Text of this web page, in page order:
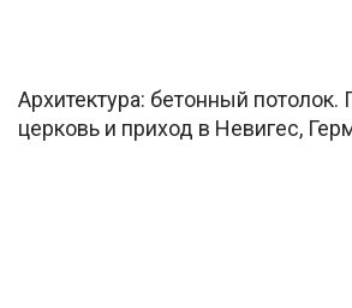
Архитектура: бетонный
церковь и приход в Невигес,